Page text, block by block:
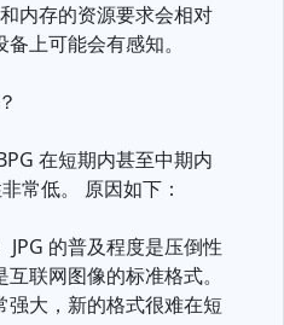
内存的资源要求会相对
上可能会有感知。
在短期内甚至中期内
常低。 原因如下：
JPG 的普及程度是压倒性
联网图像的标准格式。
大，新的格式很难在短